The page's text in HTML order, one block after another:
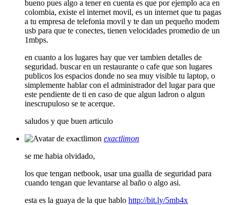
bueno pues algo a tener en cuenta es que por ejemplo aca en
colombia, existe el internet movil, es un internet que tu pagas
a tu empresa de telefonia movil y te dan un pequeño modem
usb para que te conectes, tienen velocidades promedio de un
1mbps.
en cuanto a los lugares hay que ver tambien detalles de
seguridad. buscar en un restaurante o cafe que son lugares
publicos los espacios donde no sea muy visible tu laptop, o
simplemente hablar con el administrador del lugar para que
este pendiente de ti en caso de que algun ladron o algun
inescrupuloso se te acerque.
saludos y que buen articulo
exactlimon
se me habia olvidado,
los que tengan netbook, usar una gualla de seguridad para
cuando tengan que levantarse al baño o algo asi.
esta es la guaya de la que hablo http://bit.ly/5mb4x